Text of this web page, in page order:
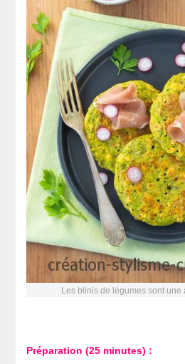
Les blinis de légumes sont une
Préparation (25 minutes) :